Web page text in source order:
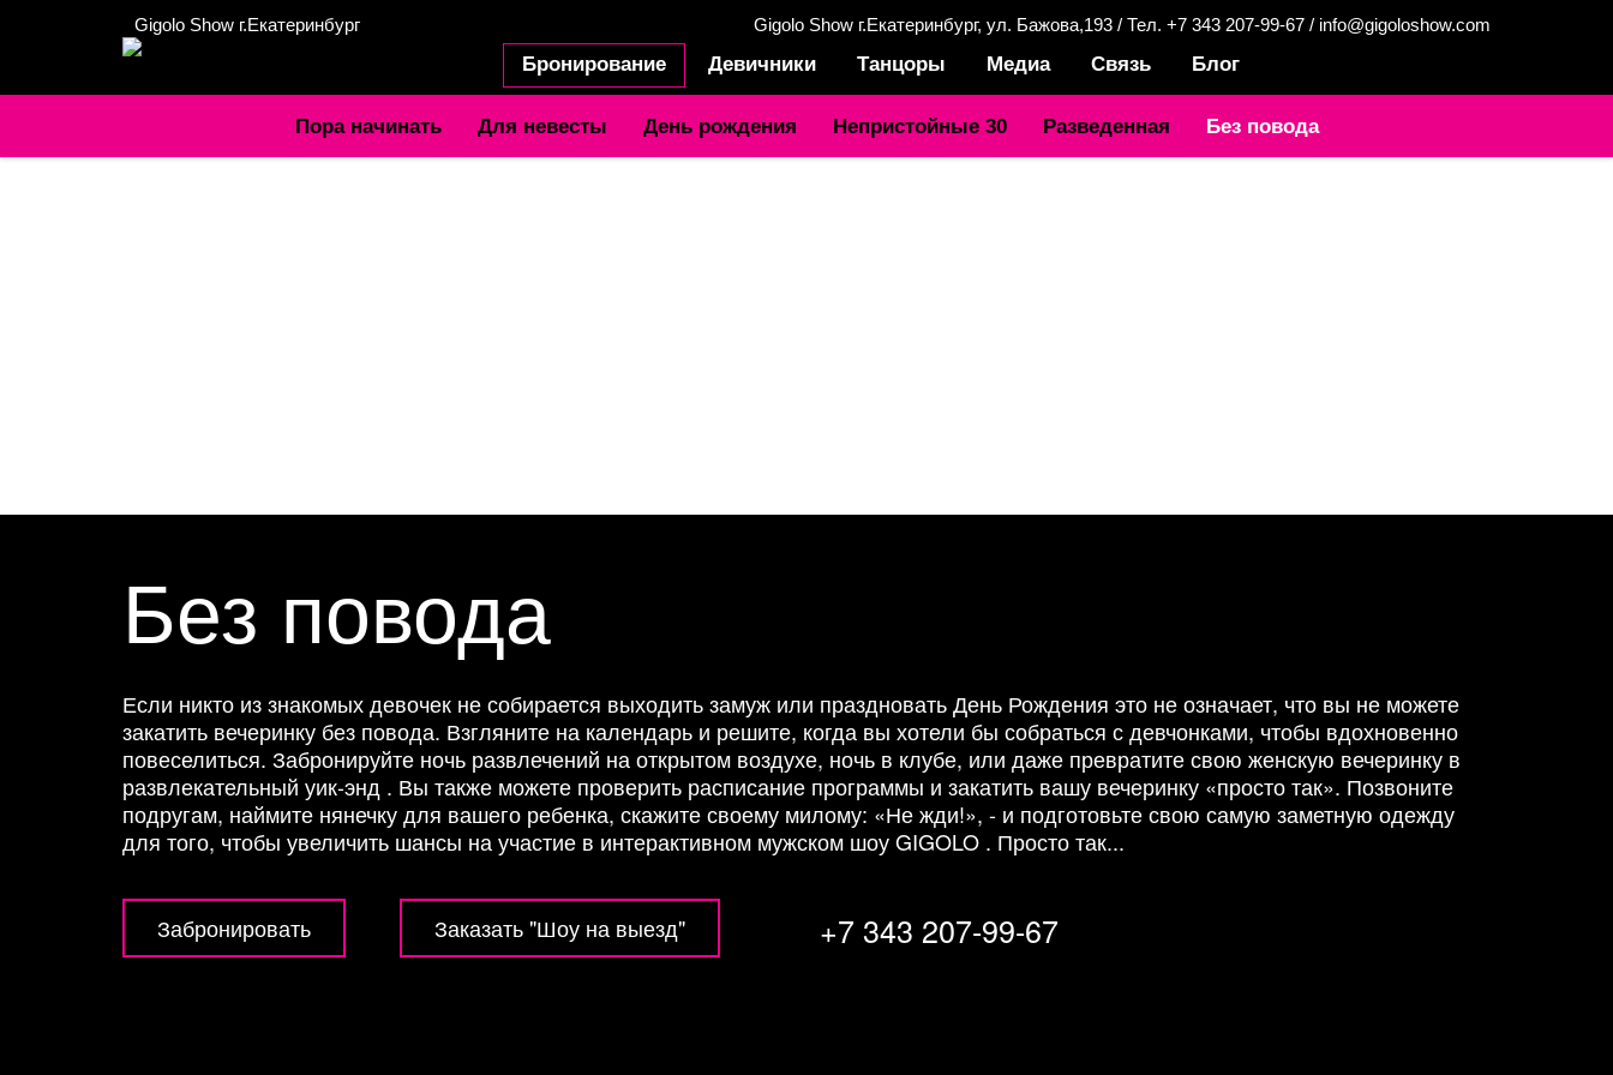
Gigolo Show г.Екатеринбург Gigolo Show г.Екатеринбург, ул. Бажова,193 / Тел. +7 343 207-99-67 / info@gigoloshow.com
Бронирование Девичники
Пора начинать Для невесты День рождения Непристойные 30 Разведенная Без повода
Танцоры Медиа Связь Блог
Без повода
Если никто из знакомых девочек не собирается выходить замуж или праздновать День Рождения это не означает, что вы не можете
закатить вечеринку без повода. Взгляните на календарь и решите, когда вы хотели бы собраться с девчонками, чтобы вдохновенно
повеселиться. Забронируйте ночь развлечений на открытом воздухе, ночь в клубе, или даже превратите свою женскую вечеринку в
развлекательный уик-энд . Вы также можете проверить расписание программы и закатить вашу вечеринку «просто так». Позвоните
подругам, наймите нянечку для вашего ребенка, скажите своему милому: «Не жди!», - и подготовьте свою самую заметную одежду
для того, чтобы увеличить шансы на участие в интерактивном мужском шоу GIGOLO . Просто так...
Забронировать Заказать "Шоу на выезд" +7 343 207-99-67